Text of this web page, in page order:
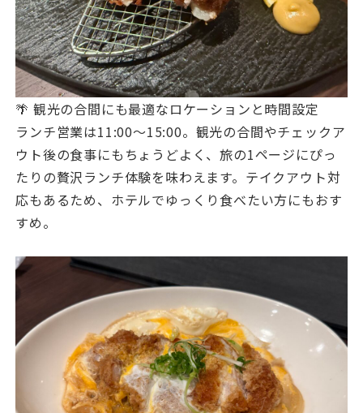
🌴 観光の合間にも最適なロケーションと時間設定
ランチ営業は11:00〜15:00。観光の合間やチェックア
ウト後の食事にもちょうどよく、旅の1ページにぴっ
たりの贅沢ランチ体験を味わえます。テイクアウト対
応もあるため、ホテルでゆっくり食べたい方にもおす
すめ。